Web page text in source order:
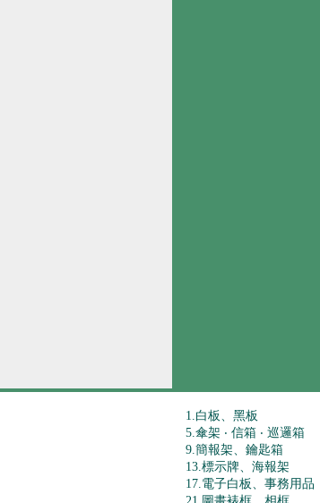
1.白板、黑板
5.傘架 ‧ 信箱 ‧ 巡邏箱
9.簡報架、鑰匙箱
13.標示牌、海報架
17.電子白板、事務用品